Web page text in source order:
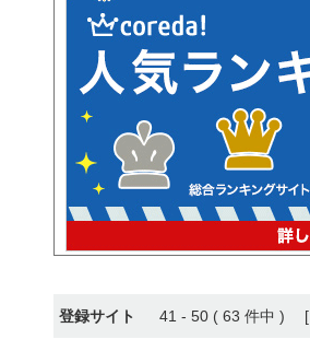
登録サイト 41 - 50 ( 63 件中 ) [